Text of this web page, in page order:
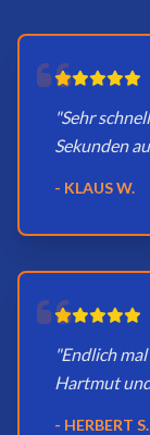
"Sehr
Sekunden
- KLAUS W.
"Endlich
Hartmut
- HERBERT S.